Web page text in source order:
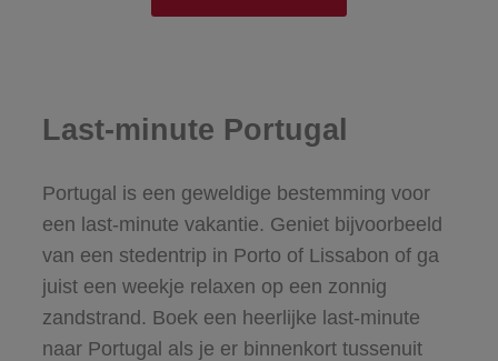
Last-minute Portugal
Portugal is een geweldige bestemming voor
een last-minute vakantie. Geniet bijvoorbeeld
van een stedentrip in Porto of Lissabon of ga
juist een weekje relaxen op een zonnig
zandstrand. Boek een heerlijke last-minute
naar Portugal als je er binnenkort tussenuit